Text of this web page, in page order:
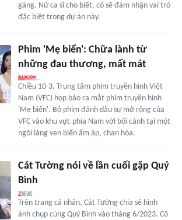
gàng. Nữ ca sĩ cho biết, cô sẽ đảm nhận vai trò
đặc biệt trong dự án này.
Phim 'Mẹ biển': Chữa lành từ
những đau thương, mất mát
Chiều 10-3, Trung tâm phim truyền hình Việt
Nam (VFC) họp báo ra mắt phim truyền hình
'Mẹ biển'. Bộ phim đánh dấu sự mở rộng của
VFC vào khu vực phía Nam với bối cảnh tại một
ngôi làng ven biển ấm áp, chan hòa.
Cát Tường nói về lần cuối gặp Quý
Bình
Trên trang cá nhân, Cát Tường chia sẻ hình
ảnh chụp cùng Quý Bình vào tháng 6/2023. Cô